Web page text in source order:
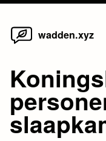
Skip
wadden.xyz